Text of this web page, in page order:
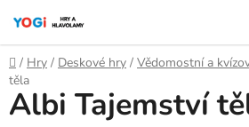
obsah
Domů
/ Hry / Deskové hry / Vědomostní a
těla
Albi Tajemství